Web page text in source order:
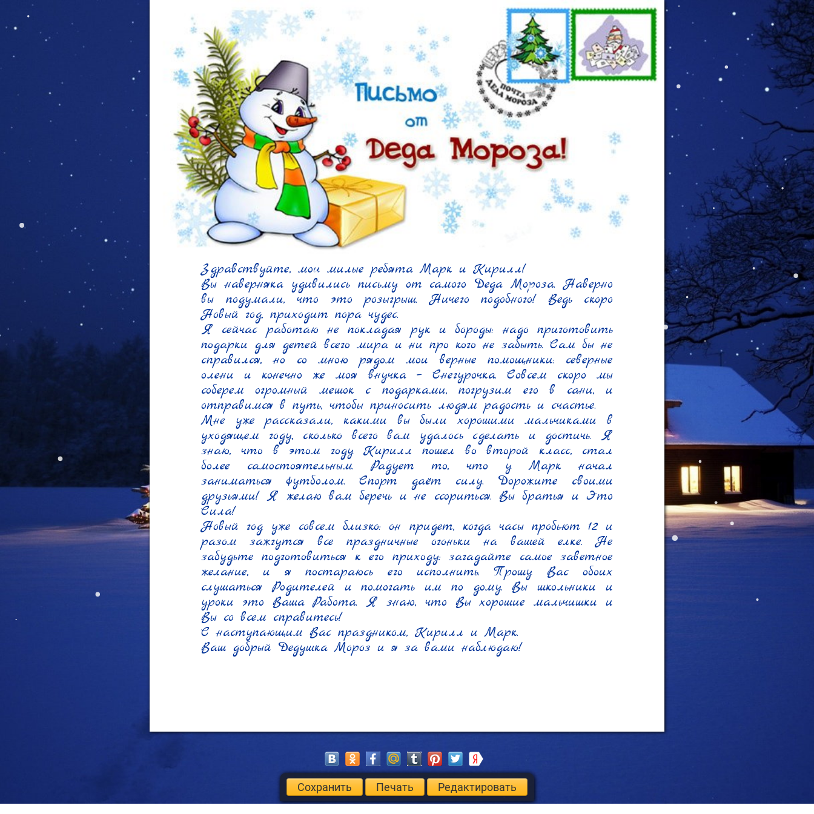
Здравствуйте, мои милые ребята Марк и Кирилл!
Вы наверняка удивились письму от самого Деда Мороза. Наверно
вы подумали, что это розыгрыш. Ничего подобного! Ведь скоро
Новый год, приходит пора чудес.
Я сейчас работаю не покладая рук и бороды: надо приготовить
подарки для детей всего мира и ни про кого не забыть. Сам бы не
справился, но со мною рядом мои верные помощники: северные
олени и конечно же моя внучка – Снегурочка. Совсем скоро мы
соберем огромный мешок с подарками, погрузим его в сани, и
отправимся в путь, чтобы приносить людям радость и счастье.
Мне уже рассказали, какими вы были хорошими мальчиками в
уходящем году, сколько всего вам удалось сделать и достичь. Я
знаю, что в этом году Кирилл пошел во второй класс, стал
более самостоятельным. Радует то, что у Марк начал
заниматься футболом. Спорт даёт силу. Дорожите своими
друзьями! Я желаю вам беречь и не ссориться. Вы братья и Это
Сила!
Новый год уже совсем близко: он придет, когда часы пробьют 12 и
разом зажгутся все праздничные огоньки на вашей елке. Не
забудьте подготовиться к его приходу: загадайте самое заветное
желание, и я постараюсь его исполнить. Прошу Вас обоих
слушаться Родителей и помогать им по дому. Вы школьники и
уроки это Ваша Работа. Я знаю, что Вы хорошие мальчишки и
Вы со всем справитесь!
С наступающим Вас праздником, Кирилл и Марк.
Ваш добрый Дедушка Мороз и я за вами наблюдаю!
Сохранить Печать Редактировать